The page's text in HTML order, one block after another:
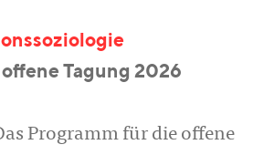
Tagung 2026
Programm für die offene